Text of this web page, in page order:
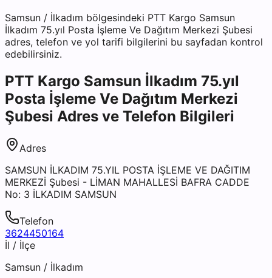
Samsun / İlkadım bölgesindeki PTT Kargo Samsun
İlkadım 75.yıl Posta İşleme Ve Dağıtım Merkezi Şubesi
adres, telefon ve yol tarifi bilgilerini bu sayfadan kontrol
edebilirsiniz.
PTT Kargo Samsun İlkadım 75.yıl
Posta İşleme Ve Dağıtım Merkezi
Şubesi Adres ve Telefon Bilgileri
Adres
SAMSUN İLKADIM 75.YIL POSTA İŞLEME VE DAĞITIM
MERKEZİ Şubesi - LİMAN MAHALLESİ BAFRA CADDE
No: 3 İLKADIM SAMSUN
Telefon
3624450164
İl / İlçe
Samsun / İlkadım